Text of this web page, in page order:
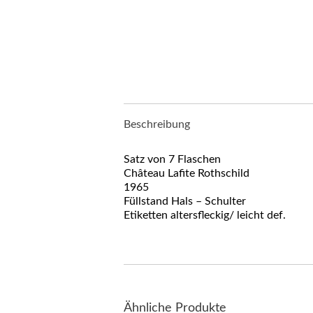
Beschreibung
Satz von 7 Flaschen
Château Lafite Rothschild
1965
Füllstand Hals – Schulter
Etiketten altersfleckig/ leicht def.
Ähnliche Produkte